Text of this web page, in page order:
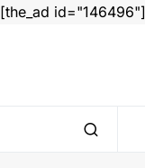
[the_ad id="146496"]